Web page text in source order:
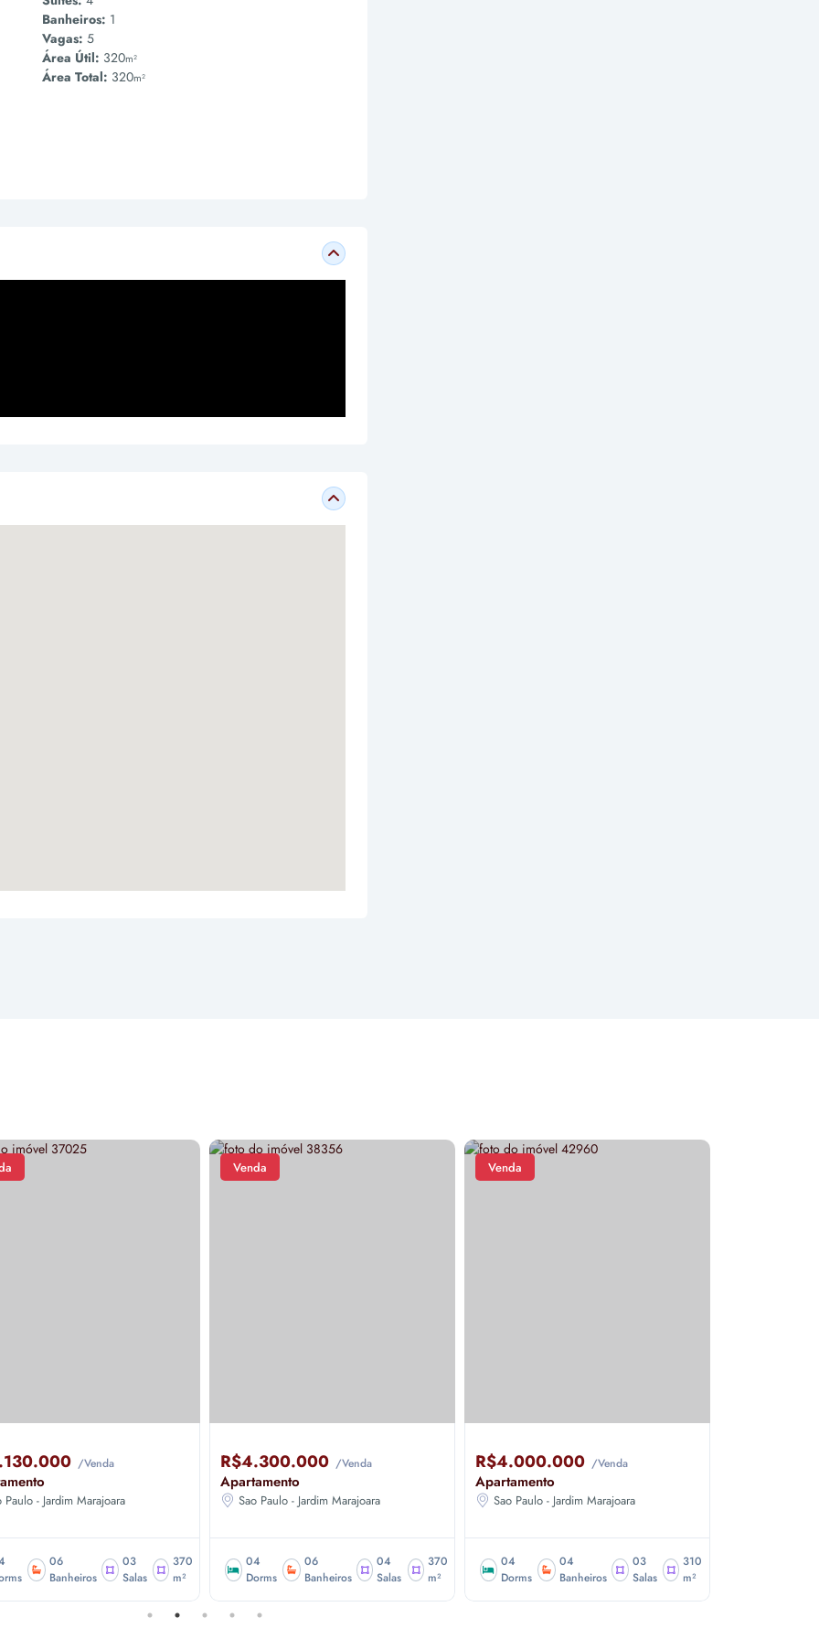
Banheiros: 1
Vagas: 5
Área Útil: 320m²
Área Total: 320m²
370
m²
R$4.300.000 /Venda
Sao Paulo - Jardim Marajoara
04
Dorms
06
Banheiros
04
Salas
370
m²
R$4.000.000 /Venda
Sao Paulo - Jardim Marajoara
04
Dorms
04
Banheiros
03
Salas
310
m²
R$4.190.000
São Paulo - Jardim Marajoara
03
Dorms
05
Banheiros